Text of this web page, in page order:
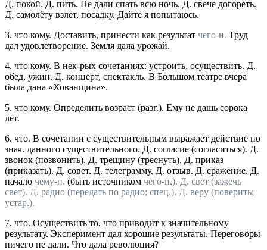
Д. покой. Д. пить. Не дали спать всю ночь. Д. свече догореть.
Д. самолёту взлёт, посадку. Дайте я попытаюсь.
3. что кому. Доставить, принести как результат чего-н. Труд
дал удовлетворение. Земля дала урожай.
4. что кому. В нек-рых сочетаниях: устроить, осуществить. Д.
обед, ужин. Д. концерт, спектакль. В Большом театре вчера
была дана «Хованщина».
5. что кому. Определить возраст (разг.). Ему не дашь сорока
лет.
6. что. В сочетании с существительным выражает действие по
знач. данного существительного. Д. согласие (согласиться). Д.
звонок (позвонить). Д. трещину (треснуть). Д. приказ
(приказать). Д. совет. Д. телеграмму. Д. отзыв. Д. сражение. Д.
начало чему-н. (быть источником чего-н.). Д. свет (зажечь
свет). Д. радио (передать по радио; спец.). Д. веру (поверить;
устар.).
7. что. Осуществить то, что приводит к значительному
результату. Эксперимент дал хорошие результаты. Переговоры
ничего не дали. Что дала революция?